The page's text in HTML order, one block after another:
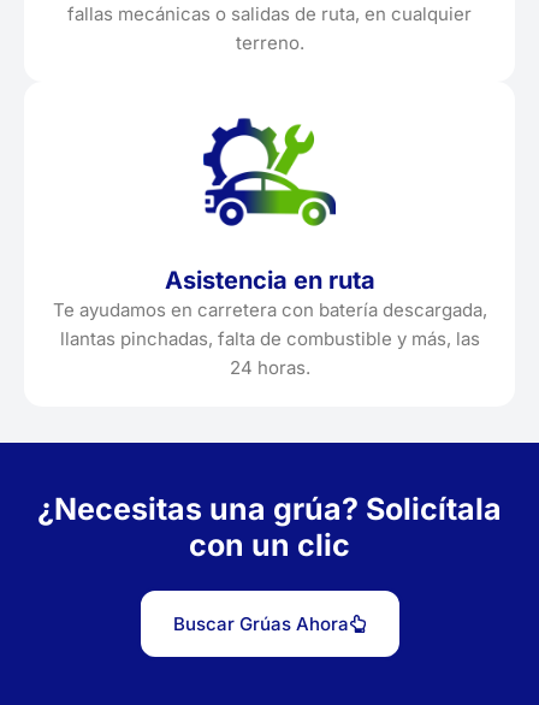
fallas mecánicas o salidas de ruta, en cualquier
terreno.
Asistencia en ruta
Te ayudamos en carretera con batería descargada,
llantas pinchadas, falta de combustible y más, las
24 horas.
¿Necesitas una grúa? Solicítala
con un clic
Buscar Grúas Ahora